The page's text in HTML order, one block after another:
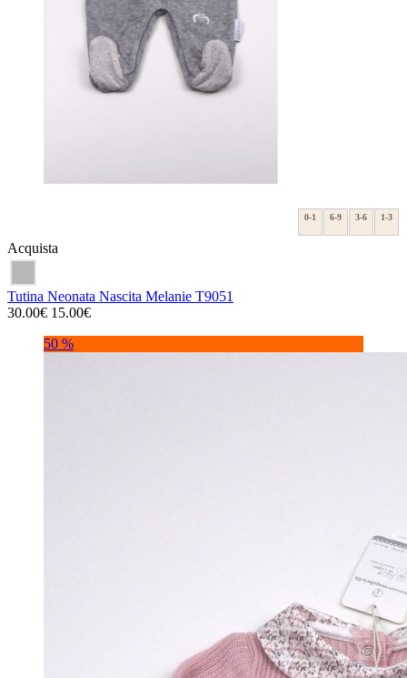
1-3
3-6
6-9
0-1
Acquista
Tutina Neonata Nascita Melanie T9051
30.00€ 15.00€
50 %